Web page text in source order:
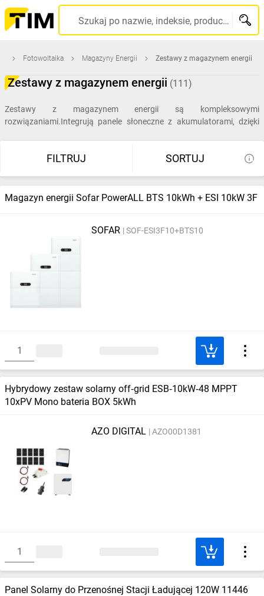
Szukaj po nazwie, indeksie, producencie, kodzie kreskowym...
Fotowoltaika Magazyny Energii Zestawy z magazynem energii
Zestawy z magazynem energii (111)
Zestawy z magazynem energii są kompleksowymi
rozwiązaniami.Integrują panele słoneczne z akumulatorami, dzięki
FILTRUJ SORTUJ
Magazyn energii Sofar PowerALL BTS 10kWh + ESI 10kW 3F
SOFAR SOF-ESI3F10+BTS10
Hybrydowy zestaw solarny off‑grid ESB‑10kW‑48 MPPT
10xPV Mono bateria BOX 5kWh
AZO DIGITAL AZO00D1381
Panel Solarny do Przenośnej Stacji Ładującej 120W 11446